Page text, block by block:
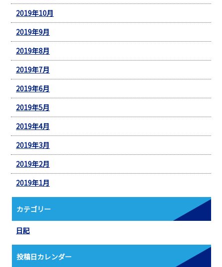
2019年10月
2019年9月
2019年8月
2019年7月
2019年6月
2019年5月
2019年4月
2019年3月
2019年2月
2019年1月
カテゴリー
日記
投稿日カレンダー